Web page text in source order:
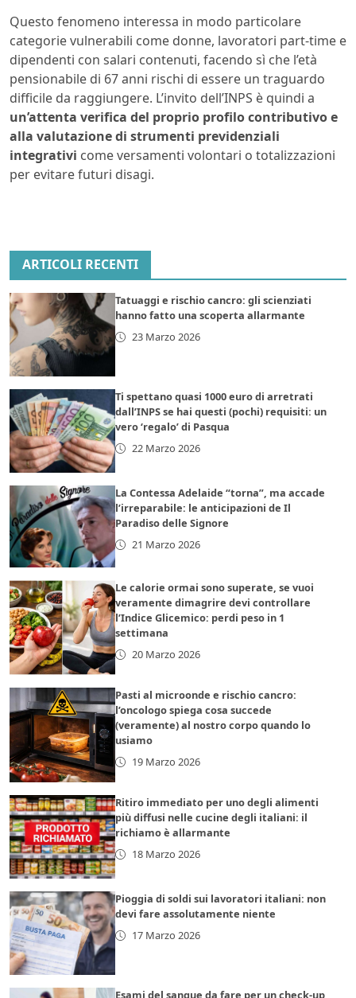
Questo fenomeno interessa in modo particolare
categorie vulnerabili come donne, lavoratori part-time e
dipendenti con salari contenuti, facendo sì che l’età
pensionabile di 67 anni rischi di essere un traguardo
difficile da raggiungere. L’invito dell’INPS è quindi a
un’attenta verifica del proprio profilo contributivo e
alla valutazione di strumenti previdenziali
integrativi come versamenti volontari o totalizzazioni
per evitare futuri disagi.
ARTICOLI RECENTI
Tatuaggi e rischio cancro: gli scienziati
hanno fatto una scoperta allarmante
23 Marzo 2026
Ti spettano quasi 1000 euro di arretrati
dall’INPS se hai questi (pochi) requisiti: un
vero ‘regalo’ di Pasqua
22 Marzo 2026
La Contessa Adelaide “torna”, ma accade
l’irreparabile: le anticipazioni de Il
Paradiso delle Signore
21 Marzo 2026
Le calorie ormai sono superate, se vuoi
veramente dimagrire devi controllare
l’Indice Glicemico: perdi peso in 1
settimana
20 Marzo 2026
Pasti al microonde e rischio cancro:
l’oncologo spiega cosa succede
(veramente) al nostro corpo quando lo
usiamo
19 Marzo 2026
Ritiro immediato per uno degli alimenti
più diffusi nelle cucine degli italiani: il
richiamo è allarmante
18 Marzo 2026
Pioggia di soldi sui lavoratori italiani: non
devi fare assolutamente niente
17 Marzo 2026
Esami del sangue da fare per un check-up